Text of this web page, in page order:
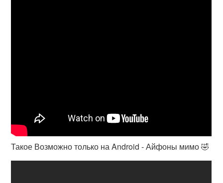
Такое Возможно только на Android - Айфоны мимо 🤣